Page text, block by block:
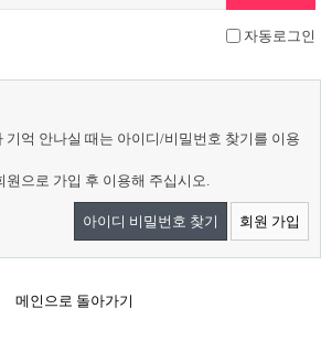
자동로그인
기억 안나실 때는 아이디/비밀번호 찾기를 이용
으로 가입 후 이용해 주십시오.
아이디 비밀번호 찾기 회원 가입
메인으로 돌아가기